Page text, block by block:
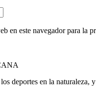
en este navegador para la
deportes en la